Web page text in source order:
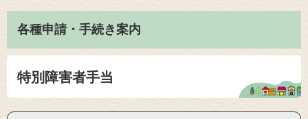
各種申請・手続き案内
特別障害者手当